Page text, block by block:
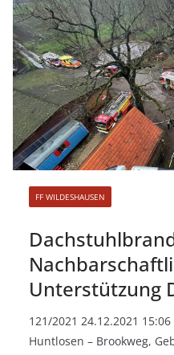
FF WILDESHAUSEN
Unterstützung
121/2021 24.12.2021
Huntlosen – Brookweg,